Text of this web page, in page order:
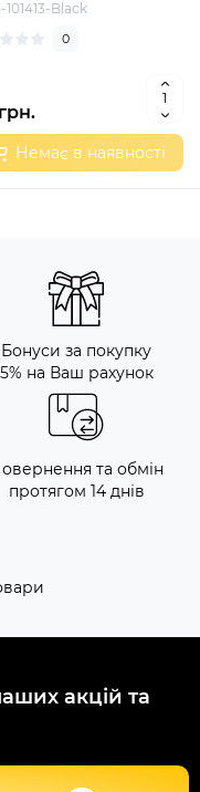
101413-Black
0
Немає в наявності
Бонуси за покупку
5% на Ваш рахунок
та обмін
протягом 14 днів
акцій та